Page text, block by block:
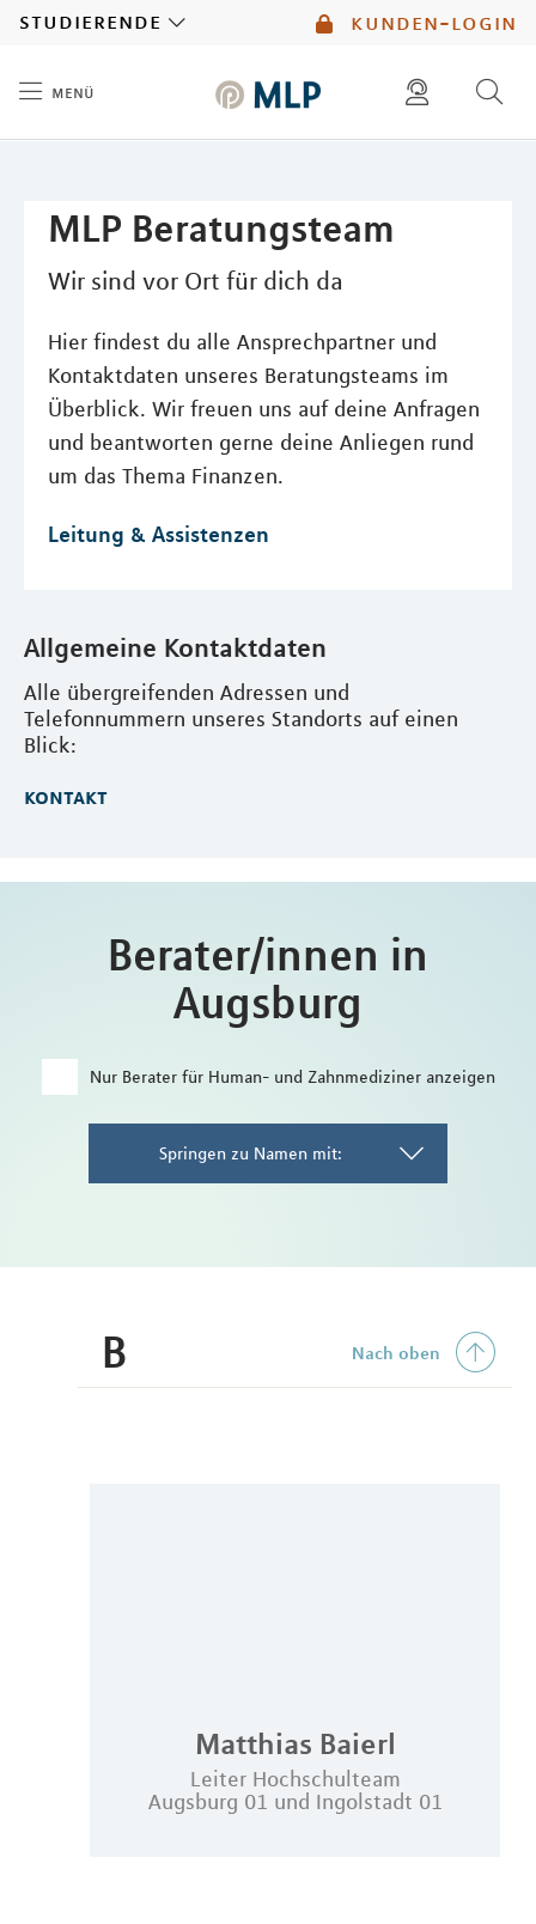
kunden-login
studierende
menü
MLP Beratungsteam
Wir sind vor Ort für dich da
Hier findest du alle Ansprechpartner und
Kontaktdaten unseres Beratungsteams im
Überblick. Wir freuen uns auf deine Anfragen
und beantworten gerne deine Anliegen rund
um das Thema Finanzen.
Leitung & Assistenzen
Allgemeine Kontaktdaten
Alle übergreifenden Adressen und
Telefonnummern unseres Standorts auf einen
Blick:
kontakt
Berater/innen in
Augsburg
Nur Berater für Human- und Zahnmediziner anzeigen
Springen zu Namen mit:
B
Matthias Baierl
Leiter Hochschulteam
Augsburg 01 und Ingolstadt 01
Nach oben